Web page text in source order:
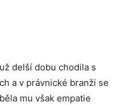
delší dobu chodila s
a v právnické branži se
mu však empatie